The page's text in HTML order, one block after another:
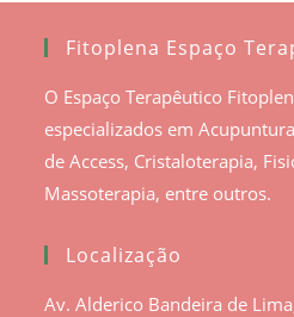
Fitoplena Espaço
O Espaço Terapêutico
especializados em
de Access, Cristaloterapia,
Massoterapia, entre outros.
Localização
Av. Alderico Bandeira de